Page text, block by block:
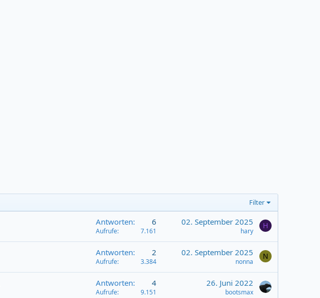
Filter
Antworten 6
Aufrufe 7.161
02. September 2025
hary
H
Antworten 2
Aufrufe 3.384
02. September 2025
nonna
N
Antworten 4
Aufrufe 9.151
26. Juni 2022
bootsmax